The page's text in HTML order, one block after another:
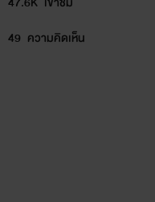
49 ความคิดเห็น